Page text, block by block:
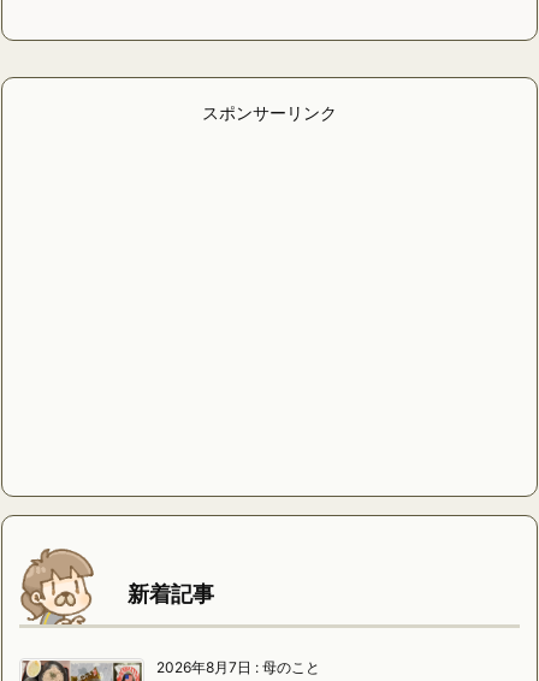
スポンサーリンク
新着記事
2026年8月7日 : 母のこと